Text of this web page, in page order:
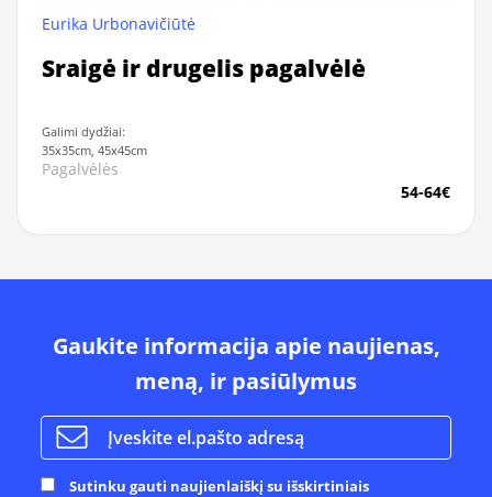
Eurika Urbonavičiūtė
Sraigė ir drugelis pagalvėlė
Galimi dydžiai:
35x35cm, 45x45cm
Pagalvėlės
54-64€
Gaukite informacija apie naujienas,
meną, ir pasiūlymus
Sutinku gauti naujienlaiškį su išskirtiniais